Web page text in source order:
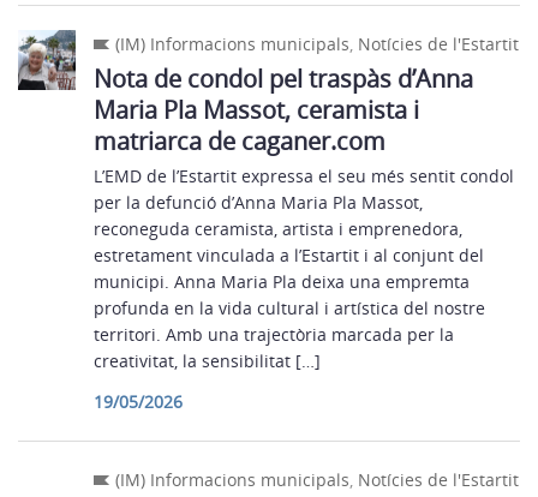
(IM) Informacions municipals, Notícies de l'Estartit
Nota de condol pel traspàs d’Anna
Maria Pla Massot, ceramista i
matriarca de caganer.com
L’EMD de l’Estartit expressa el seu més sentit condol
per la defunció d’Anna Maria Pla Massot,
reconeguda ceramista, artista i emprenedora,
estretament vinculada a l’Estartit i al conjunt del
municipi. Anna Maria Pla deixa una empremta
profunda en la vida cultural i artística del nostre
territori. Amb una trajectòria marcada per la
creativitat, la sensibilitat […]
19/05/2026
(IM) Informacions municipals, Notícies de l'Estartit